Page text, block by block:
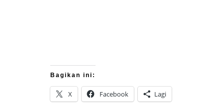
Bagikan ini:
X Facebook Lagi